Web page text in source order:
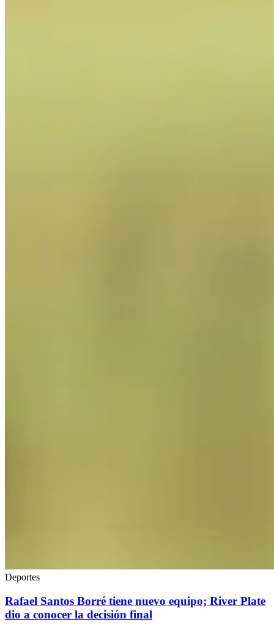
Deportes
Rafael Santos Borré tiene nuevo equipo; River Plate
dio a conocer la decisión final